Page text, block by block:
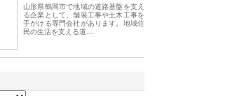
山形県鶴岡市で地域の道路基盤を支え
る企業として、舗装工事や土木工事を
手がける専門会社があります。地域住
民の生活を支える道…